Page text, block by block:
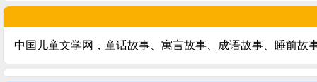
中国儿童文学网，童话故事、寓言故事、成语故事、睡前故